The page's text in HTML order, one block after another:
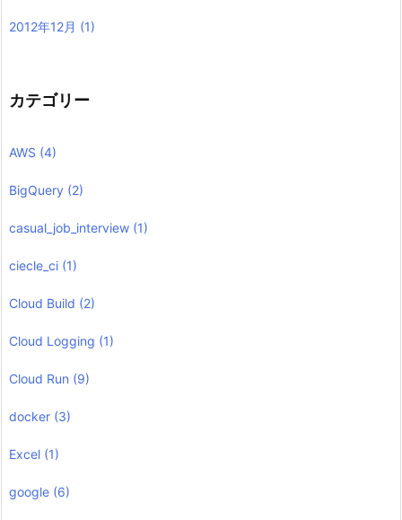
2012年12月 (1)
カテゴリー
AWS (4)
BigQuery (2)
casual_job_interview (1)
ciecle_ci (1)
Cloud Build (2)
Cloud Logging (1)
Cloud Run (9)
docker (3)
Excel (1)
google (6)